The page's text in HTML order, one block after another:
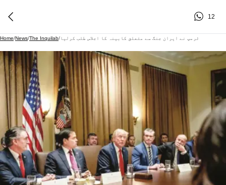
12
Home/News/The Inquilab/ٹرمپ نے ایران جنگ سے متعلق کابینہ کا اجلاس طلب کرلیا